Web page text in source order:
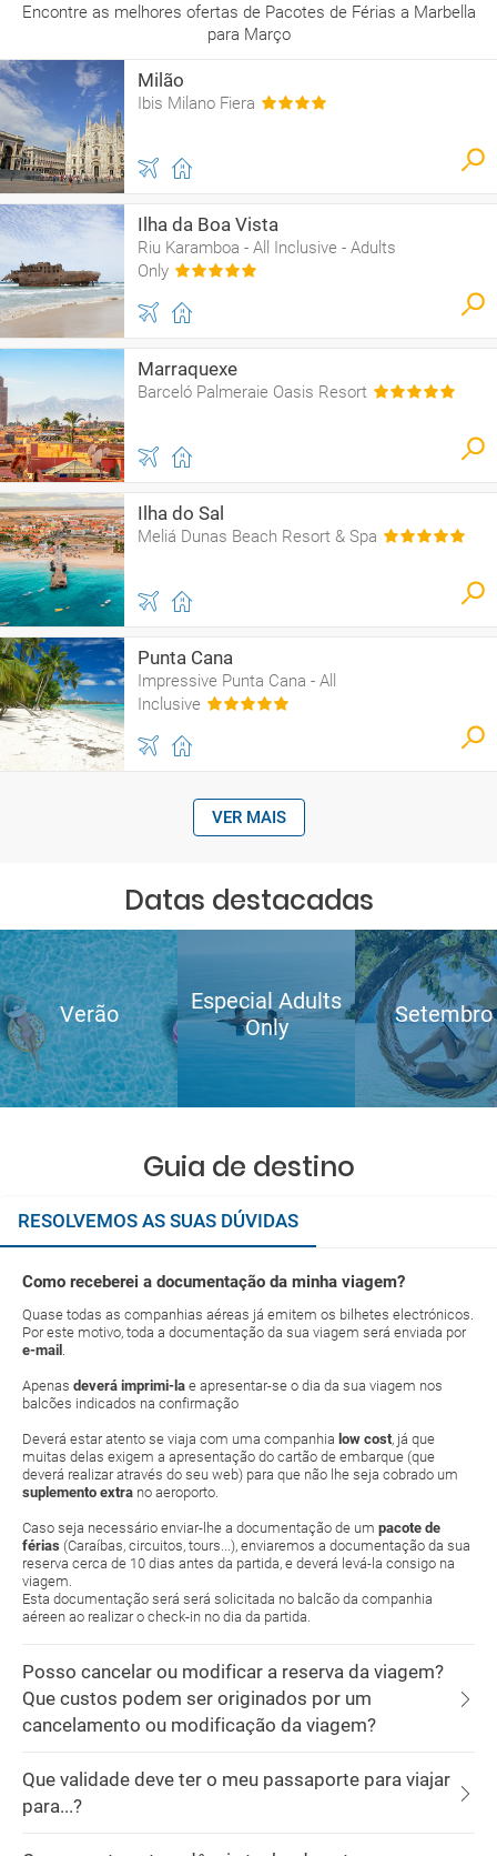
Encontre as melhores ofertas de Pacotes de Férias a Marbella
para Março
Milão
Ibis Milano Fiera
Ilha da Boa Vista
Riu Karamboa - All Inclusive - Adults
Only
Marraquexe
Barceló Palmeraie Oasis Resort
Ilha do Sal
Meliá Dunas Beach Resort & Spa
Punta Cana
Impressive Punta Cana - All
Inclusive
VER MAIS
Datas destacadas
Verão
Especial Adults
Only
Setembro
Guia de destino
RESOLVEMOS AS SUAS DÚVIDAS
Como receberei a documentação da minha viagem?
Quase todas as companhias aéreas já emitem os bilhetes electrónicos.
Por este motivo, toda a documentação da sua viagem será enviada por
e-mail .
Apenas deverá imprimi-la e apresentar-se o dia da sua viagem nos
balcões indicados na confirmação
Deverá estar atento se viaja com uma companhia low cost, já que
muitas delas exigem a apresentação do cartão de embarque (que
deverá realizar através do seu web) para que não lhe seja cobrado um
suplemento extra no aeroporto.
Caso seja necessário enviar-lhe a documentação de um pacote de
férias (Caraíbas, circuitos, tours...), enviaremos a documentação da sua
reserva cerca de 10 dias antes da partida, e deverá levá-la consigo na
viagem.
Esta documentação será será solicitada no balcão da companhia
aéreen ao realizar o check-in no dia da partida.
Posso cancelar ou modificar a reserva da viagem?
Que custos podem ser originados por um
cancelamento ou modificação da viagem?
Que validade deve ter o meu passaporte para viajar
para...?